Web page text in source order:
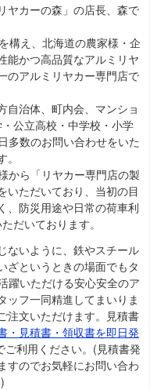
ヤカーの森」の店長、森で
構え、北海道の農家様・企
能かつ高品質なアルミリヤ
のアルミリヤカー専門店で
自治体、町内会、マンショ
公立高校・中学校・小学
多数のお問い合わせをいた
から「リヤカー専門店の製
いただいており、当初の目
、防災用途や日常の荷車利
だいております。
ないように、鉄やスチール
ざというときの場面でもタ
躍いただける安心安全のア
ッフ一同精進してまいりま
注文いただけます。見積書
・見積書・領収書を即日発
利用ください。(見積書発
すのでお気軽にお問い合わ